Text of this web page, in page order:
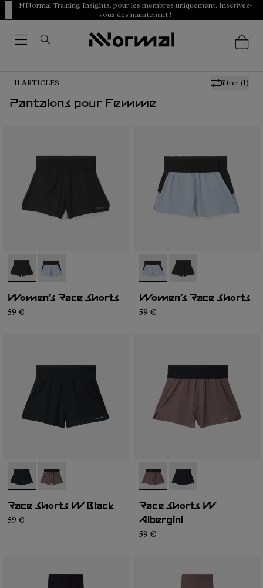
NNormal Training Insights, pour les membres uniquement. Inscrivez-
vous dès maintenant !
filtrer (1)
11 ARTICLES
Pantalons pour Femme
- N1CWRS1-001- N1CWRS1-002
Women’s Race Shorts
59 €
- N1CWRS1-002- N1CWRS1-001
Women’s Race Shorts
59 €
- N1CWRS2-001- N1CWRS2-002
Race Shorts W Black
59 €
- N1CWRS2-002- N1CWRS2-001
Race Shorts W
Albergini
59 €